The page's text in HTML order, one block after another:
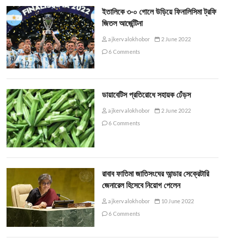
ইতালিকে ৩-০ গোলে উড়িয়ে ফিনালিসিমা ট্রফি
জিতল আর্জেন্টিনা
ajkervalokhobor
2 June 2022
6 Comments
ডায়াবেটিস প্রতিরোধে সহায়ক ঢেঁড়স
ajkervalokhobor
2 June 2022
6 Comments
রাবাব ফাতিমা জাতিসংঘের আন্ডার সেক্রেটারি
জেনারেল হিসেবে নিয়োগ পেলেন
ajkervalokhobor
10 June 2022
6 Comments